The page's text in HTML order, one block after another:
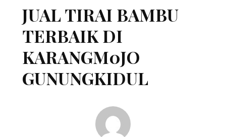
JUAL TIRAI BAMBU
TERBAIK DI
KARANGM0JO
GUNUNGKIDUL